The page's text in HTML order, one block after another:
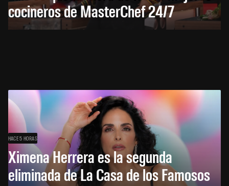
cocineros de MasterChef 24/7
HACE 5 HORAS
Ximena Herrera es la segunda
eliminada de La Casa de los Famosos